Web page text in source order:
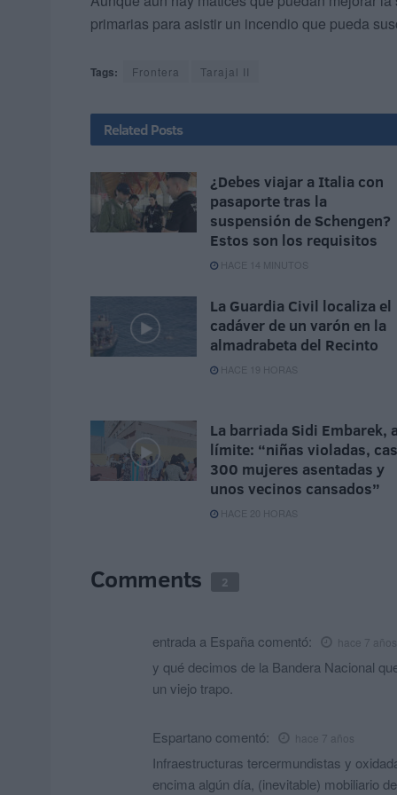
primarias para asistir un incendio que pueda
Tags: Frontera Tarajal II
Related Posts
¿Debes viajar a Italia con
pasaporte tras la
suspensión de Schengen?
Estos son los requisitos
HACE 14 MINUTOS
La Guardia Civil localiza el
cadáver de un varón en la
almadrabeta del Recinto
HACE 19 HORAS
La barriada Sidi Embarek,
límite: “niñas violadas,
300 mujeres asentadas y
unos vecinos cansados”
HACE 20 HORAS
Comments 2
entrada a España comentó: hace 7 años
y qué decimos de la Bandera Nacional
un viejo trapo.
Espartano comentó: hace 7 años
Infraestructuras tercermundistas y
encima algún día, (inevitable) mobiliario